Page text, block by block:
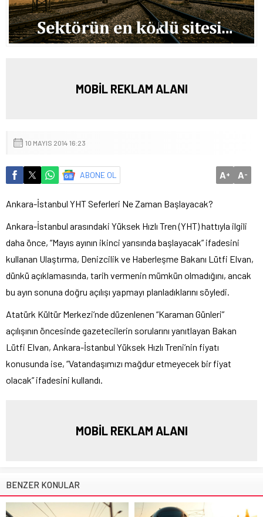
MOBİL REKLAM ALANI
10 MAYIS 2014 16:23
ABONE OL A+ A-
Ankara-İstanbul YHT Seferleri Ne Zaman Başlayacak?
Ankara-İstanbul arasındaki Yüksek Hızlı Tren (YHT) hattıyla ilgili
daha önce, “Mayıs ayının ikinci yarısında başlayacak” ifadesini
kullanan Ulaştırma, Denizcilik ve Haberleşme Bakanı Lütfi Elvan,
dünkü açıklamasında, tarih vermenin mümkün olmadığını, ancak
bu ayın sonuna doğru açılışı yapmayı planladıklarını söyledi.
Atatürk Kültür Merkezi’nde düzenlenen “Karaman Günleri”
açılışının öncesinde gazetecilerin sorularını yanıtlayan Bakan
Lütfi Elvan, Ankara-İstanbul Yüksek Hızlı Treni’nin fiyatı
konusunda ise, “Vatandaşımızı mağdur etmeyecek bir fiyat
olacak” ifadesini kullandı.
MOBİL REKLAM ALANI
BENZER KONULAR